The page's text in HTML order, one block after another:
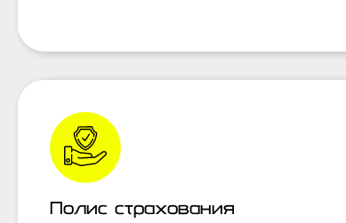
Полис страхования